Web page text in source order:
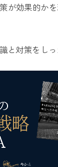
が効果的か
対策をしっ